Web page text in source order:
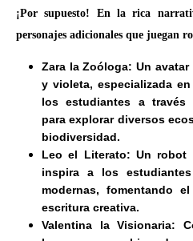
¡Por supuesto! En la rica
personajes adicionales que juegan
Zara la Zoóloga: Un
y violeta, especializada
los estudiantes a través
para explorar diversos
biodiversidad.
Leo el Literato: Un
inspira a los
modernas, fomentando
escritura creativa.
Valentina la Visionaria: